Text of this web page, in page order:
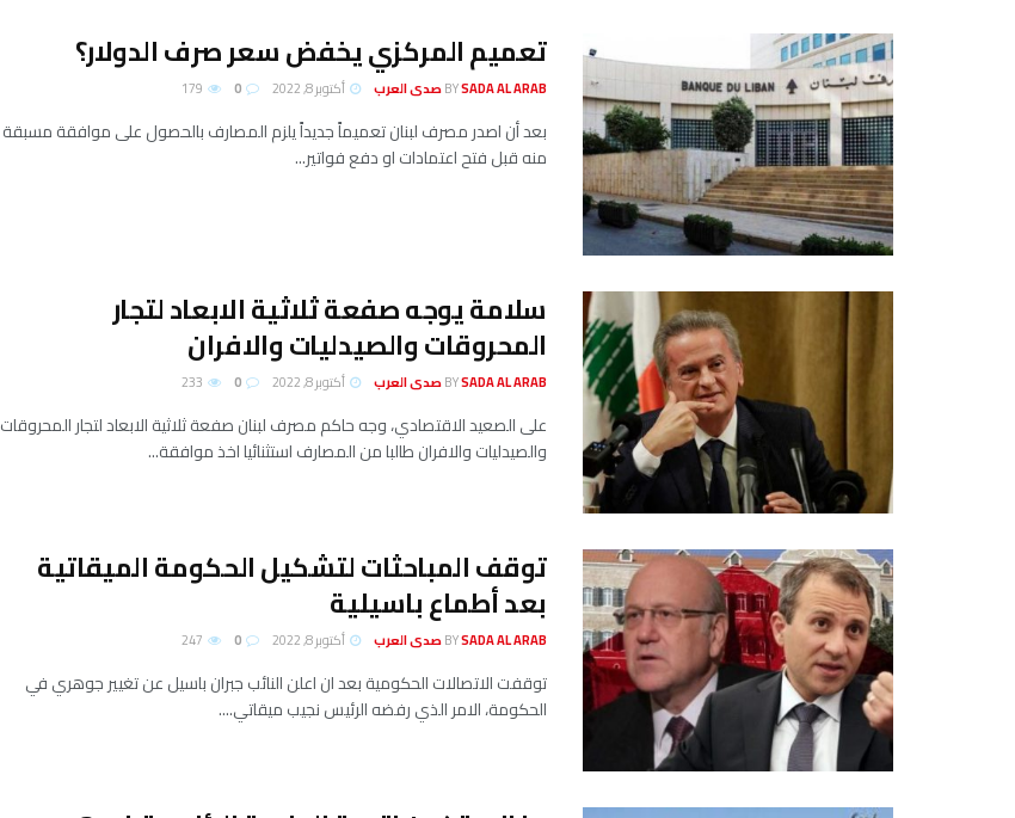
تعميم المركزي يخفض سعر صرف الدولار؟
BYSADA AL ARAB صدى العرب أكتوبر 8, 2022
بعد أن اصدر مصرف لبنان تعميماً جديداً يلزم المصارف بالحصول على موافقة مسبقة
منه قبل فتح اعتمادات او دفع فواتير...
سلامة يوجه صفعة ثلاثية الابعاد لتجار
المحروقات والصيدليات والافران
BYSADA AL ARAB صدى العرب أكتوبر 8, 2022
على الصعيد الاقتصادي، وجه حاكم مصرف لبنان صفعة ثلاثية الابعاد لتجار المحروقات
والصيدليات والافران طالبا من المصارف استثنائيا اخذ موافقة...
توقف المباحثات لتشكيل الحكومة الميقاتية
بعد أطماع باسيلية
BYSADA AL ARAB صدى العرب أكتوبر 8, 2022
توقفت الاتصالات الحكومية بعد ان اعلن النائب جبران باسيل عن تغيير جوهري في
الحكومة، الامر الذي رفضه الرئيس نجيب ميقاتي....